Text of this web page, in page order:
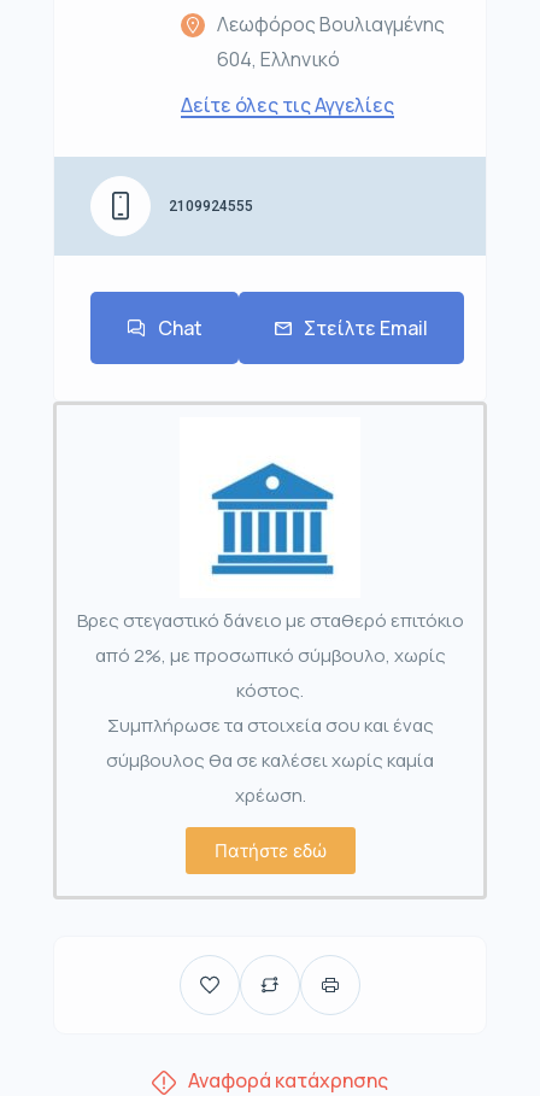
Λεωφόρος Βουλιαγμένης
604, Ελληνικό
Δείτε όλες τις Αγγελίες
2109924555
Chat Στείλτε Email
Βρες στεγαστικό δάνειο με σταθερό επιτόκιο
από 2%, με προσωπικό σύμβουλο, χωρίς
κόστος.
Συμπλήρωσε τα στοιχεία σου και ένας
σύμβουλος θα σε καλέσει χωρίς καμία
χρέωση.
Πατήστε εδώ
Αναφορά κατάχρησης